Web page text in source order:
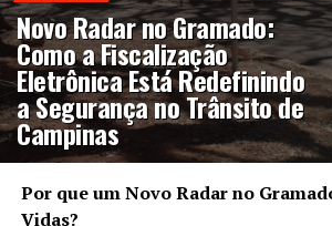
Novo Radar no Gramado:
Como a Fiscalização
Eletrônica Está Redefinindo
a Segurança no Trânsito de
Campinas
Por que um Novo Radar no
Vidas?